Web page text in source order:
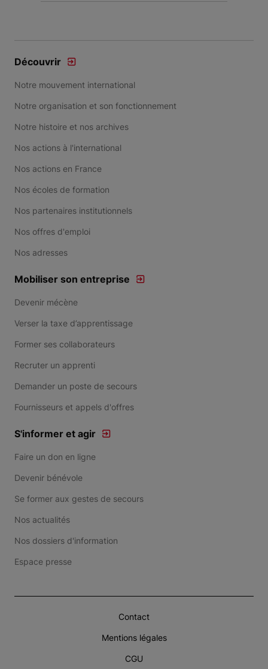
Découvrir
Notre mouvement international
Notre organisation et son fonctionnement
Notre histoire et nos archives
Nos actions à l'international
Nos actions en France
Nos écoles de formation
Nos partenaires institutionnels
Nos offres d'emploi
Nos adresses
Mobiliser son entreprise
Devenir mécène
Verser la taxe d’apprentissage
Former ses collaborateurs
Recruter un apprenti
Demander un poste de secours
Fournisseurs et appels d'offres
S'informer et agir
Faire un don en ligne
Devenir bénévole
Se former aux gestes de secours
Nos actualités
Nos dossiers d'information
Espace presse
Contact
Mentions légales
CGU